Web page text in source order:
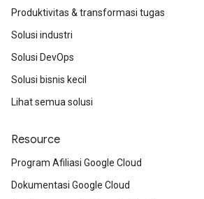
Produktivitas & transformasi tugas
Solusi industri
Solusi DevOps
Solusi bisnis kecil
Lihat semua solusi
Resource
Program Afiliasi Google Cloud
Dokumentasi Google Cloud